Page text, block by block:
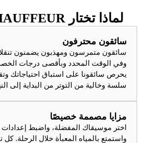
لماذا تختار IPRO CHAUFFEUR
سائقون محترفون
سائقون متمرسون ومهذبون يضمنون
وفي الوقت المحدد وبأقصى درجات
يحرص سائقونا على استباق احتياجاتك
سلسة وخالية من التوتر من البداية إلى
مزايا مصممة خصيصًا
اختر موسيقاك المفضلة، واضبط إعدادات
واستمتع بالمياه المعبأة خلال الرحلة.